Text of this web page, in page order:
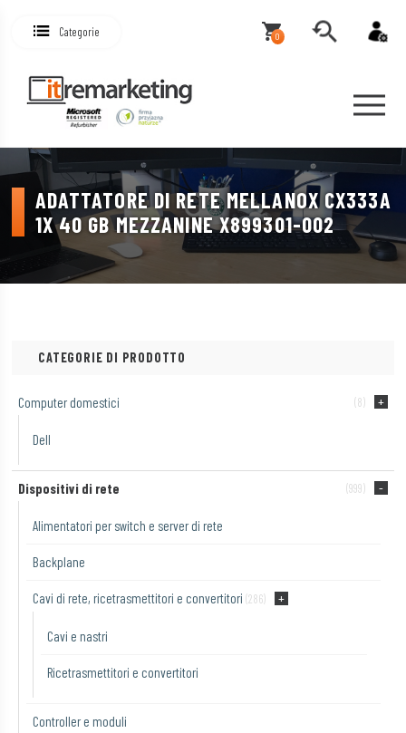
Categorie 0
ADATTATORE DI RETE MELLANOX CX333A
1X 40 GB MEZZANINE X899301-002
CATEGORIE DI PRODOTTO
Computer domestici (8)
Dell
Dispositivi di rete (999)
Alimentatori per switch e server di rete
Backplane
Cavi di rete, ricetrasmettitori e convertitori (286)
Cavi e nastri
Ricetrasmettitori e convertitori
Controller e moduli